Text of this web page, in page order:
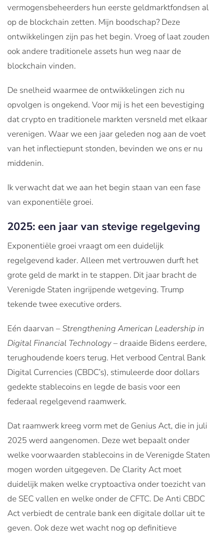
vermogensbeheerders hun eerste geldmarktfondsen al
op de blockchain zetten. Mijn boodschap? Deze
ontwikkelingen zijn pas het begin. Vroeg of laat zouden
ook andere traditionele assets hun weg naar de
blockchain vinden.
De snelheid waarmee de ontwikkelingen zich nu
opvolgen is ongekend. Voor mij is het een bevestiging
dat crypto en traditionele markten versneld met elkaar
verenigen. Waar we een jaar geleden nog aan de voet
van het inflectiepunt stonden, bevinden we ons er nu
middenin.
Ik verwacht dat we aan het begin staan van een fase
van exponentiële groei.
2025: een jaar van stevige regelgeving
Exponentiële groei vraagt om een duidelijk
regelgevend kader. Alleen met vertrouwen durft het
grote geld de markt in te stappen. Dit jaar bracht de
Verenigde Staten ingrijpende wetgeving. Trump
tekende twee executive orders.
Eén daarvan –Strengthening American Leadership in
Digital Financial Technology– draaide Bidens eerdere,
terughoudende koers terug. Het verbood Central Bank
Digital Currencies (CBDC’s), stimuleerde door dollars
gedekte stablecoins en legde de basis voor een
federaal regelgevend raamwerk.
Dat raamwerk kreeg vorm met de Genius Act, die in juli
2025 werd aangenomen. Deze wet bepaalt onder
welke voorwaarden stablecoins in de Verenigde Staten
mogen worden uitgegeven. De Clarity Act moet
duidelijk maken welke cryptoactiva onder toezicht van
de SEC vallen en welke onder de CFTC. De Anti CBDC
Act verbiedt de centrale bank een digitale dollar uit te
geven. Ook deze wet wacht nog op definitieve